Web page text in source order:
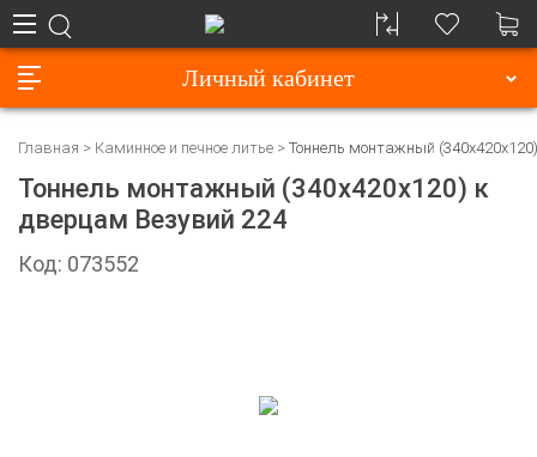
Личный кабинет
Главная Каминное и печное литье Тоннель монтажный
Тоннель монтажный (340х420х120) к
дверцам Везувий 224
Код: 073552